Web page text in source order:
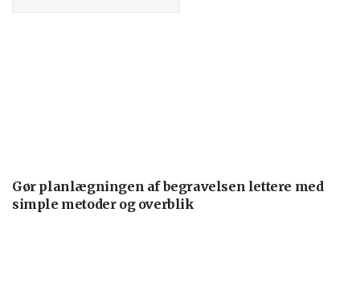
Gør planlægningen af begravelsen lettere med
simple metoder og overblik